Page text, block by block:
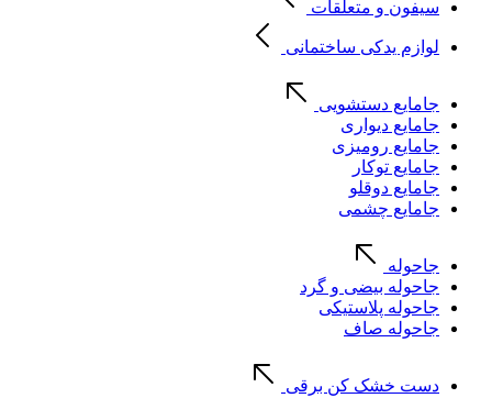
سیفون و متعلقات
لوازم یدکی ساختمانی
جامایع دستشویی
جامایع دیواری
جامایع رومیزی
جامایع توکار
جامایع دوقلو
جامایع چشمی
جاحوله
جاحوله بیضی و گرد
جاحوله پلاستیکی
جاحوله صاف
دست خشک کن برقی